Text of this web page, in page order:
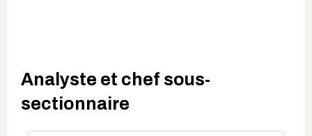
Analyste et chef sous-
sectionnaire